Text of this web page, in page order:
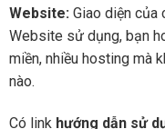
Website: Giao diện của
Website sử dụng, bạn
miền, nhiều hosting mà
nào.
Có link hướng dẫn sử